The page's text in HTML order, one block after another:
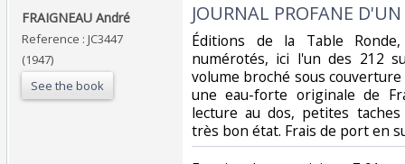
‎FRAIGNEAU André‎
Reference : JC3447
(1947)
See the book
‎JOURNAL PROFANE
‎Éditions de la Table
numérotés, ici l'un des 212
volume broché sous
une eau-forte originale de
lecture au dos, petites
très bon état. Frais de port en